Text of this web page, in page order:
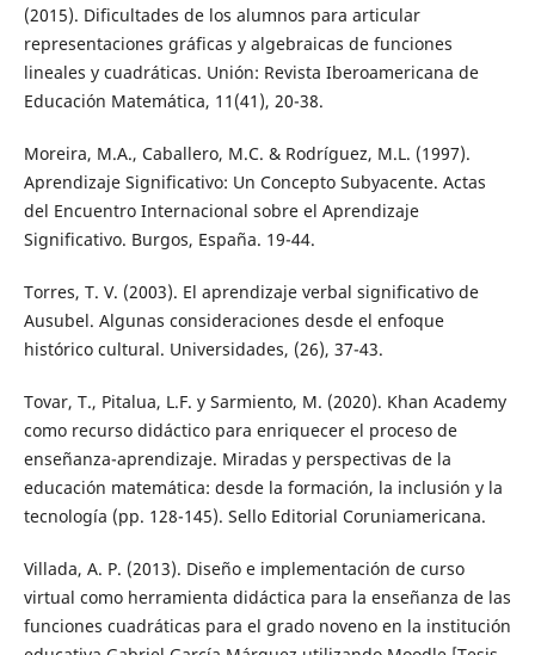
(2015). Dificultades de los alumnos para articular
representaciones gráficas y algebraicas de funciones
lineales y cuadráticas. Unión: Revista Iberoamericana de
Educación Matemática, 11(41), 20-38.
Moreira, M.A., Caballero, M.C. & Rodríguez, M.L. (1997).
Aprendizaje Significativo: Un Concepto Subyacente. Actas
del Encuentro Internacional sobre el Aprendizaje
Significativo. Burgos, España. 19-44.
Torres, T. V. (2003). El aprendizaje verbal significativo de
Ausubel. Algunas consideraciones desde el enfoque
histórico cultural. Universidades, (26), 37-43.
Tovar, T., Pitalua, L.F. y Sarmiento, M. (2020). Khan Academy
como recurso didáctico para enriquecer el proceso de
enseñanza-aprendizaje. Miradas y perspectivas de la
educación matemática: desde la formación, la inclusión y la
tecnología (pp. 128-145). Sello Editorial Coruniamericana.
Villada, A. P. (2013). Diseño e implementación de curso
virtual como herramienta didáctica para la enseñanza de las
funciones cuadráticas para el grado noveno en la institución